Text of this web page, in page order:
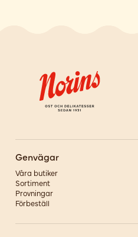
Genvägar
Våra butiker
Sortiment
Provningar
Förbeställ